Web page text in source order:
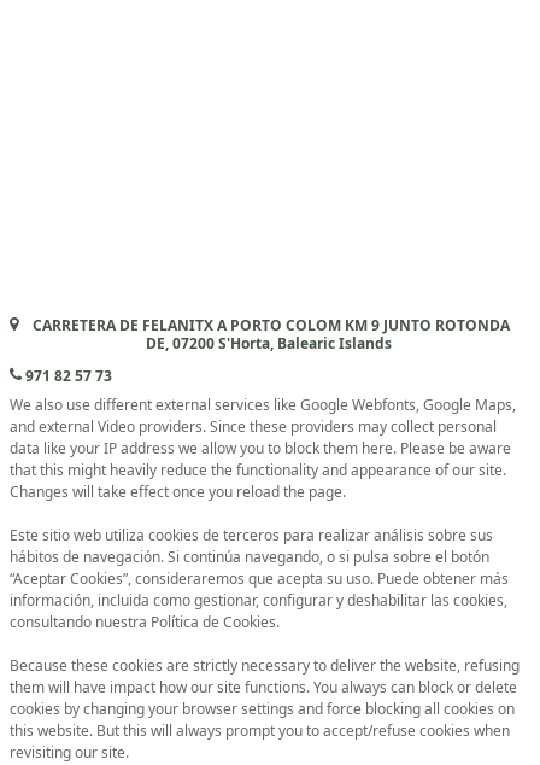
CARRETERA DE FELANITX A PORTO COLOM KM 9 JUNTO ROTONDA
DE, 07200 S'Horta, Balearic Islands
971 82 57 73
We also use different external services like Google Webfonts, Google Maps,
and external Video providers. Since these providers may collect personal
data like your IP address we allow you to block them here. Please be aware
that this might heavily reduce the functionality and appearance of our site.
Changes will take effect once you reload the page.
Este sitio web utiliza cookies de terceros para realizar análisis sobre sus
hábitos de navegación. Si continúa navegando, o si pulsa sobre el botón
“Aceptar Cookies”, consideraremos que acepta su uso. Puede obtener más
información, incluida como gestionar, configurar y deshabilitar las cookies,
consultando nuestra Política de Cookies.
Because these cookies are strictly necessary to deliver the website, refusing
them will have impact how our site functions. You always can block or delete
cookies by changing your browser settings and force blocking all cookies on
this website. But this will always prompt you to accept/refuse cookies when
revisiting our site.